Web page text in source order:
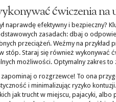
ćwiczenia na
naprawdę efektywny i bezpieczny?
zasadach: dbaj o
przeciążeń. Weźmy na przykład
stóp. Staraj się również wykonywać
możliwości. Optymalny zakres
zapominaj o rozgrzewce! To ona
i minimalizując ryzyko
jak trucht w miejscu, pajacyki, albo